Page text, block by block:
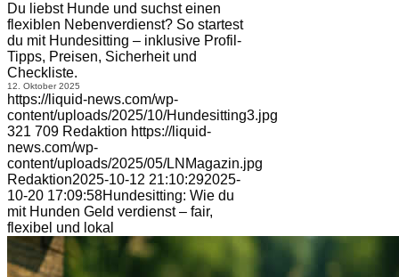
Du liebst Hunde und suchst einen
flexiblen Nebenverdienst? So startest
du mit Hundesitting – inklusive Profil-
Tipps, Preisen, Sicherheit und
Checkliste.
12. Oktober 2025
https://liquid-news.com/wp-
content/uploads/2025/10/Hundesitting3.jpg
321 709 Redaktion https://liquid-
news.com/wp-
content/uploads/2025/05/LNMagazin.jpg
Redaktion2025-10-12 21:10:292025-
10-20 17:09:58Hundesitting: Wie du
mit Hunden Geld verdienst – fair,
flexibel und lokal